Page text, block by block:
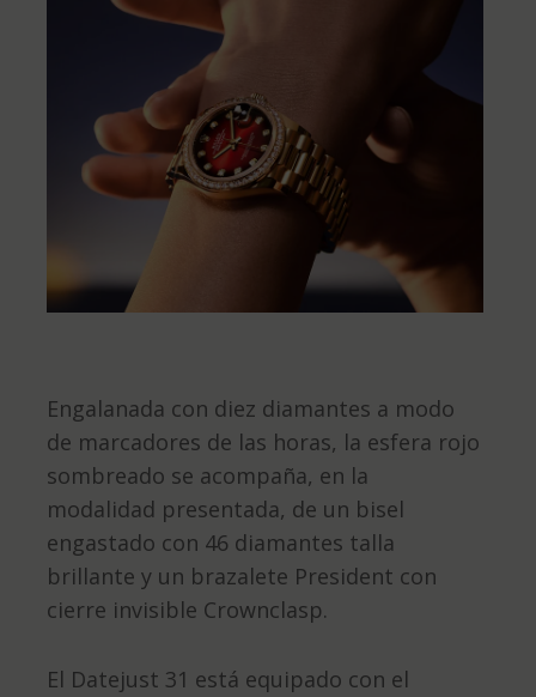
Engalanada con diez diamantes a modo
de marcadores de las horas, la esfera rojo
sombreado se acompaña, en la
modalidad presentada, de un bisel
engastado con 46 diamantes talla
brillante y un brazalete President con
cierre invisible Crownclasp.
El Datejust 31 está equipado con el